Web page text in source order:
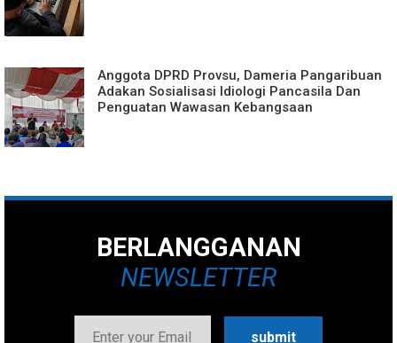
Anggota DPRD Provsu, Dameria Pangaribuan
Adakan Sosialisasi Idiologi Pancasila Dan
Penguatan Wawasan Kebangsaan
BERLANGGANAN
NEWSLETTER